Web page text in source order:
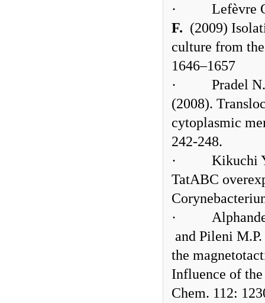
·
Lefèvre
F. (2009)
culture from
1646–1657
·
Pradel
(2008).
cytoplasmic
242-248.
·
Kikuchi
TatABC
·
and Pileni
the
Influence of the
Chem. 112: